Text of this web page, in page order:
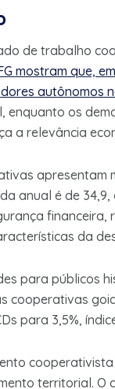
de trabalho
mostram que,
autônomos
enquanto os
a relevância
anual é de
da
para públicos
cooperativas
para 3,5%,
territorial. O